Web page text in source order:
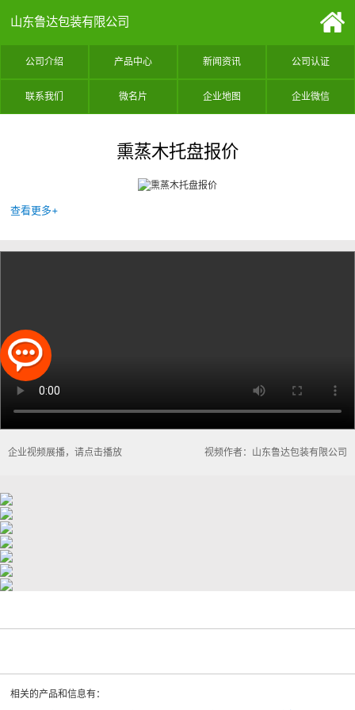
山东鲁达包装有限公司
公司介绍 产品中心 新闻资讯 公司认证
联系我们 微名片 企业地图 企业微信
熏蒸木托盘报价
查看更多+
企业视频展播，请点击播放 视频作者：山东鲁达包装有限公司
相关的产品和信息有：